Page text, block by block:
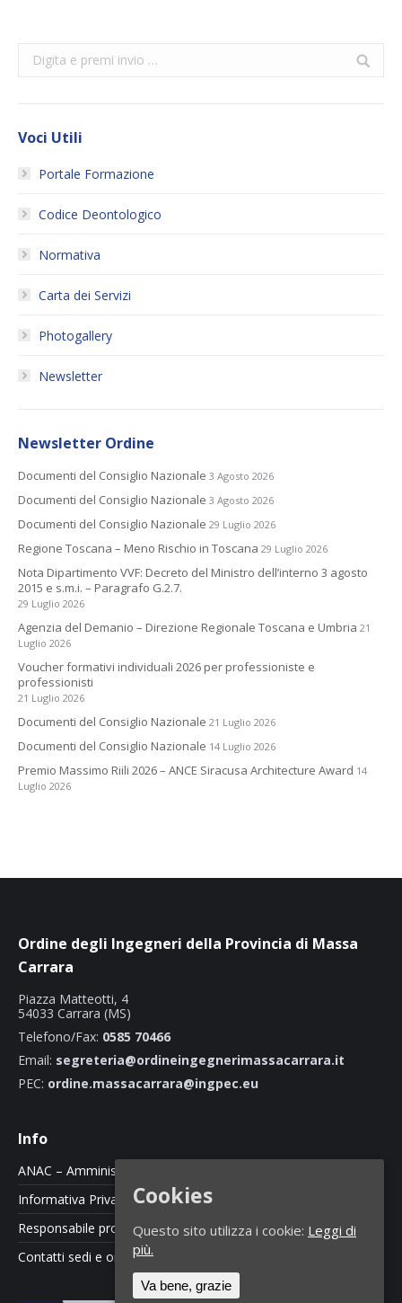
Search:
Voci Utili
Portale Formazione
Codice Deontologico
Normativa
Carta dei Servizi
Photogallery
Newsletter
Newsletter Ordine
Documenti del Consiglio Nazionale 3 Agosto 2026
Documenti del Consiglio Nazionale 3 Agosto 2026
Documenti del Consiglio Nazionale 29 Luglio 2026
Regione Toscana – Meno Rischio in Toscana 29 Luglio 2026
Nota Dipartimento VVF: Decreto del Ministro dell’interno 3 agosto
2015 e s.m.i. – Paragrafo G.2.7.
29 Luglio 2026
Agenzia del Demanio – Direzione Regionale Toscana e Umbria 21
Luglio 2026
Voucher formativi individuali 2026 per professioniste e
professionisti
21 Luglio 2026
Documenti del Consiglio Nazionale 21 Luglio 2026
Documenti del Consiglio Nazionale 14 Luglio 2026
Premio Massimo Riili 2026 – ANCE Siracusa Architecture Award 14
Luglio 2026
Ordine degli Ingegneri della Provincia di Massa
Carrara
Piazza Matteotti, 4
54033 Carrara (MS)
Telefono/Fax: 0585 70466
Email: segreteria@ordineingegnerimassacarrara.it
PEC: ordine.massacarrara@ingpec.eu
Info
ANAC – Amministrazione Trasparente
Informativa Privacy e Cookie Policy
Responsabile protezione dati
Contatti sedi e orari
Cookies
Questo sito utilizza i cookie: Leggi di
più.
Va bene, grazie